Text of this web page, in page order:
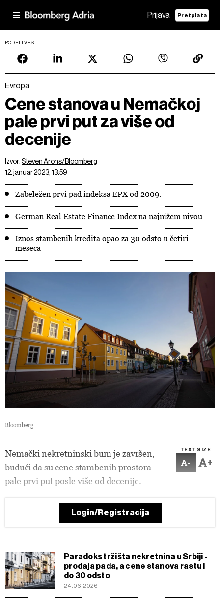
Prijava Pretplata
PODELI VEST
Evropa
Cene stanova u Nemačkoj
pale prvi put za više od
decenije
Izvor:Steven Arons/Bloomberg
12. januar 2023, 13:59
Zabeležen prvi pad indeksa EPX od 2009.
German Real Estate Finance Index na najnižem nivou
Iznos stambenih kredita opao za 30 odsto u četiri
meseca
Bloomberg
TEXT SIZE
- +
Nemački nekretninski bum je završen,
budući da su cene stambenih prostora
pale prvi put posle više od decenije.
Login/Registracija
Paradoks tržišta nekretnina u Srbiji -
prodaja pada, a cene stanova rastu i
do 30 odsto
24.06.2026